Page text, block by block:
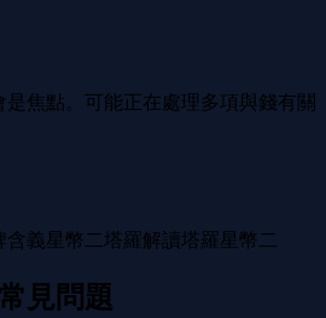
焦點。可能正在處理多項與錢有關
含義星幣二塔羅解讀塔羅星幣二
見問題